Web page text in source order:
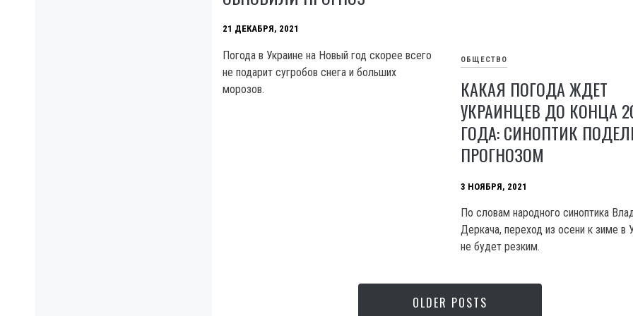
21 ДЕКАБРЯ, 2021
Погода в Украине на Новый год скорее всего
не подарит сугробов снега и больших
морозов.
ОБЩЕСТВО
КАКАЯ ПОГОДА ЖДЕТ
УКРАИНЦЕВ ДО КОНЦА
ГОДА: СИНОПТИК
ПРОГНОЗОМ
3 НОЯБРЯ, 2021
По словам народного синоптика
Деркача, переход из осени к зиме в
не будет резким.
OLDER POSTS